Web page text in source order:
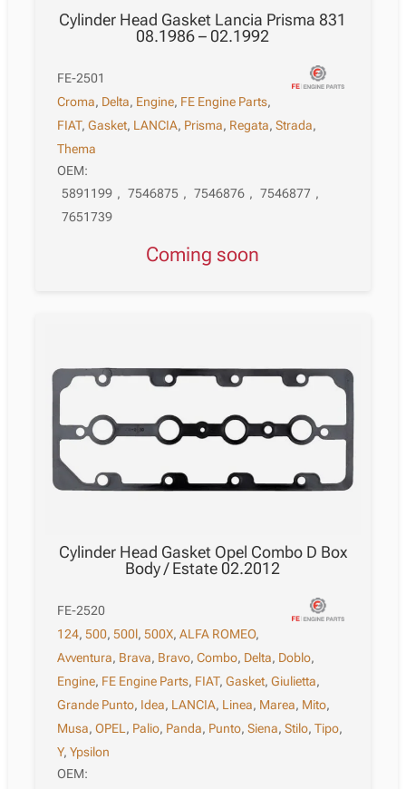
Cylinder Head Gasket Lancia Prisma 831
08.1986 – 02.1992
FE-2501
Croma, Delta, Engine, FE Engine Parts,
FIAT,Gasket, LANCIA, Prisma, Regata,Strada,
Thema
OEM:
5891199 , 7546875 , 7546876 , 7546877 ,
7651739
Coming soon
Cylinder Head Gasket Opel Combo D Box
Body / Estate 02.2012
FE-2520
124,500,500l,500X,ALFA ROMEO,
Avventura, Brava, Bravo,Combo, Delta, Doblo,
Engine, FE Engine Parts, FIAT,Gasket,Giulietta,
Grande Punto, Idea, LANCIA, Linea, Marea, Mito,
Musa,OPEL , Palio, Panda, Punto,Siena,Stilo,Tipo,
Y,Ypsilon
OEM: